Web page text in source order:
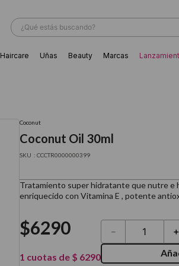
¿Qué estás buscando?
Haircare Uñas Beauty Marcas
Coconut
Coconut Oil 30ml
: CCCTR0000000399
Tratamiento super hidratante que nutre e
enriquecido con Vitamina E , potente
$6290
1 cuotas de $ 6290
＋
－